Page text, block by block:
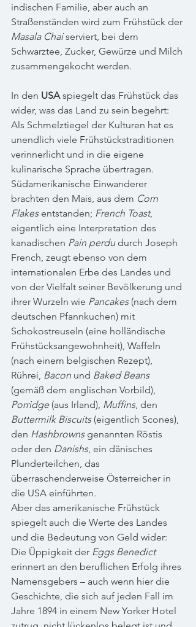
indischen Familie, aber auch an
Straßenständen wird zum Frühstück der
Masala Chai serviert, bei dem
Schwarztee, Zucker, Gewürze und Milch
zusammengekocht werden.
In den USA spiegelt das Frühstück das
wider, was das Land zu sein begehrt:
Als Schmelztiegel der Kulturen hat es
unendlich viele Frühstückstraditionen
verinnerlicht und in die eigene
kulinarische Sprache übertragen.
Südamerikanische Einwanderer
brachten den Mais, aus dem Corn
Flakes entstanden; French Toast,
eigentlich eine Interpretation des
kanadischen Pain perdu durch Joseph
French, zeugt ebenso von dem
internationalen Erbe des Landes und
von der Vielfalt seiner Bevölkerung und
ihrer Wurzeln wie Pancakes (nach dem
deutschen Pfannkuchen) mit
Schokostreuseln (eine holländische
Frühstücksangewohnheit), Waffeln
(nach einem belgischen Rezept),
Rührei, Bacon und Baked Beans
(gemäß dem englischen Vorbild),
Porridge (aus Irland), Muffins, den
Buttermilk Biscuits (eigentlich Scones),
den Hashbrowns genannten Röstis
oder den Danishs, ein dänisches
Plunderteilchen, das
überraschenderweise Österreicher in
die USA einführten.
Aber das amerikanische Frühstück
spiegelt auch die Werte des Landes
und die Bedeutung von Geld wider:
Die Üppigkeit der Eggs Benedict
erinnert an den beruflichen Erfolg ihres
Namensgebers – auch wenn hier die
Geschichte, die sich auf jeden Fall im
Jahre 1894 in einem New Yorker Hotel